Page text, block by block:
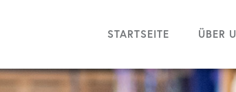
STARTSEITE ÜBER